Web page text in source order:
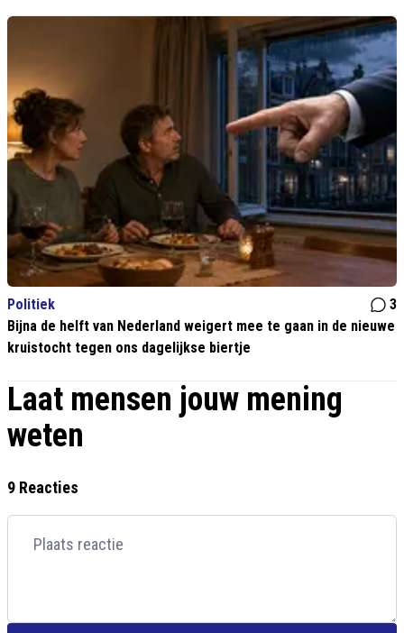
Politiek
3
Bijna de helft van Nederland weigert mee te gaan in de nieuwe
kruistocht tegen ons dagelijkse biertje
Laat mensen jouw mening
weten
9 Reacties